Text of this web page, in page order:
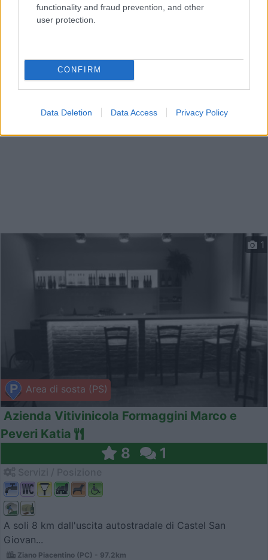
functionality and fraud prevention, and other
user protection.
CONFIRM
Data Deletion Data Access Privacy Policy
Via Massimo D'Azeglio, 52
Area di sosta (PS)
1
Azienda Vitivinicola Formaggini Marco e
Peveri Katia
8 1
A soli 8 km dall'uscita autostradale di Castel San
Giovan...
Ziano Piacentino (PC) - 97.2km